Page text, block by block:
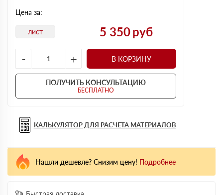
Цена за:
лист 5 350руб
-
+ В КОРЗИНУ
ПОЛУЧИТЬ КОНСУЛЬТАЦИЮ
БЕСПЛАТНО
КАЛЬКУЛЯТОР ДЛЯ РАСЧЕТА МАТЕРИАЛОВ
Быстрая доставка
Нашли дешевле? Снизим цену! Подробнее